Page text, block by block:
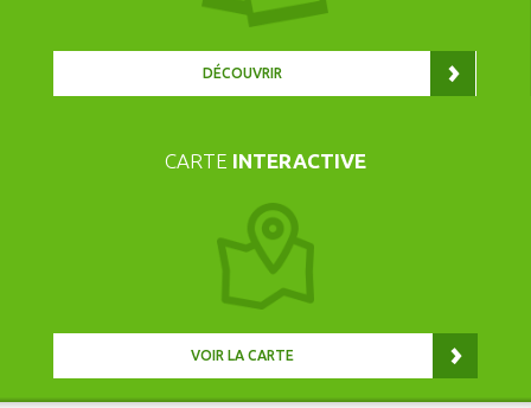
DÉCOUVRIR
CARTE INTERACTIVE
VOIR LA CARTE